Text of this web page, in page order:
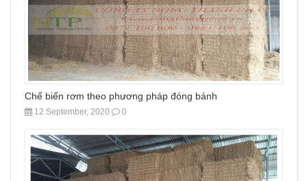
Chế biến rơm theo phương pháp đóng bánh
12 September, 2020 0